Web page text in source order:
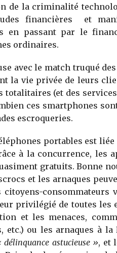
de la criminalité
financières et
en passant par le
ordinaires.
avec le match truqué
la vie privée de leurs
totalitaires (et des
ces smartphones
escroqueries.
portables est
à la concurrence, les
gratuits. Bonne
et les arnaques
consommateurs
privilégié de toutes les
et les menaces,
etc.) ou les arnaques à
délinquance astucieuse », et